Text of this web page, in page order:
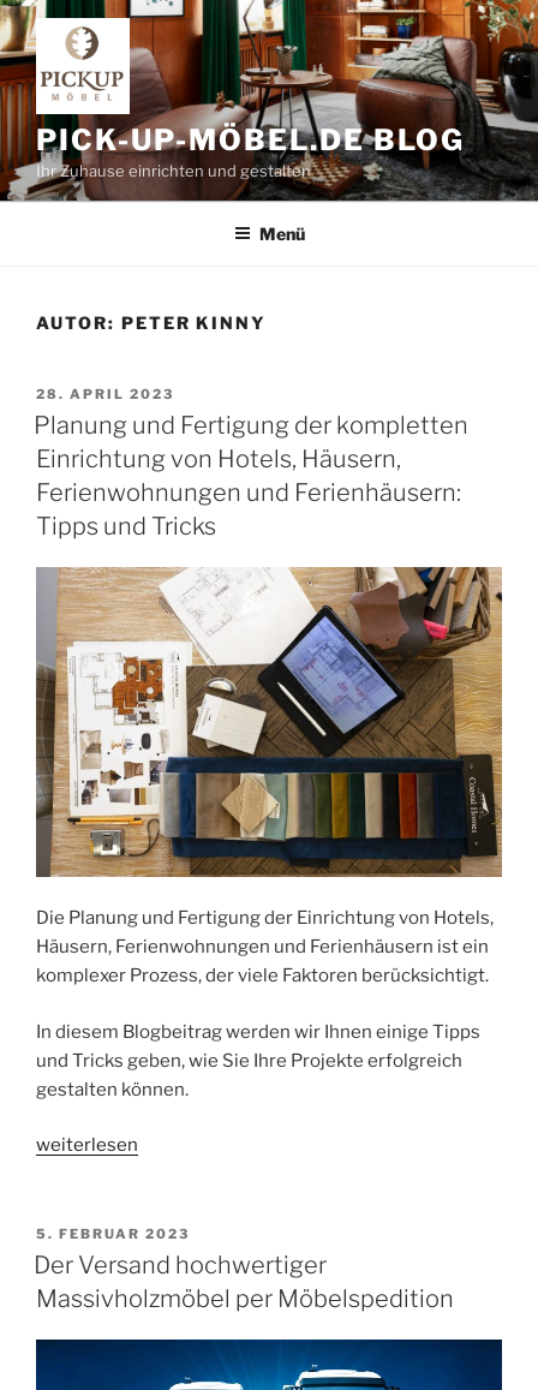
Zum
Inhalt
springen
PICK-UP-MÖBEL.DE BLOG
Ihr Zuhause einrichten und gestalten
Menü
AUTOR: PETER KINNY
VERÖFFENTLICHT
AM
28. APRIL 2023
Planung und Fertigung der kompletten
Einrichtung von Hotels, Häusern,
Ferienwohnungen und Ferienhäusern:
Tipps und Tricks
Die Planung und Fertigung der Einrichtung von Hotels,
Häusern, Ferienwohnungen und Ferienhäusern ist ein
komplexer Prozess, der viele Faktoren berücksichtigt.
In diesem Blogbeitrag werden wir Ihnen einige Tipps
und Tricks geben, wie Sie Ihre Projekte erfolgreich
gestalten können.
„Planung
der
kompletten
Einrichtung
Hotels,
weiterlesen
VERÖFFENTLICHT
AM
5. FEBRUAR 2023
Der Versand hochwertiger
Massivholzmöbel per Möbelspedition